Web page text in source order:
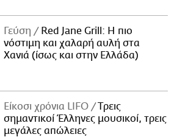
Γεύση
Red Jane Grill: Η πιο
νόστιμη και χαλαρή αυλή στα
Χανιά (ίσως και στην Ελλάδα)
Είκοσι χρόνια LIFO
Tρεις
σημαντικοί Έλληνες μουσικοί, τρεις
μεγάλες απώλειες